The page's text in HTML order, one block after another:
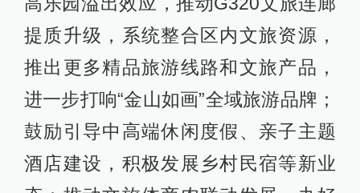
提质升级，系统整合区内文旅资源，
推出更多精品旅游线路和文旅产品，
进一步打响“金山如画”全域旅游品牌；
鼓励引导中高端休闲度假、亲子主题
酒店建设，积极发展乡村民宿等新业